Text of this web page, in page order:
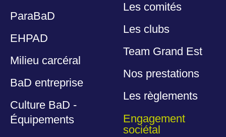
ParaBaD
EHPAD
Milieu carcéral
BaD entreprise
Culture BaD -
Équipements
Les comités
Les clubs
Team Grand Est
Nos prestations
Les règlements
Engagement
sociétal